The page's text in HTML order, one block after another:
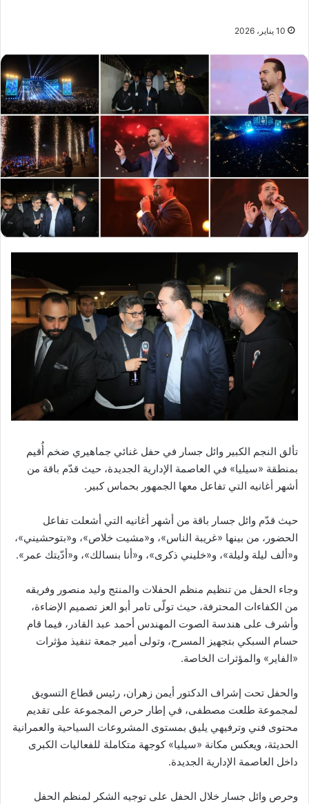
10 يناير، 2026
تألق النجم الكبير وائل جسار في حفل غنائي جماهيري ضخم أُقيم
بمنطقة «سيليا» في العاصمة الإدارية الجديدة، حيث قدّم باقة من
أشهر أغانيه التي تفاعل معها الجمهور بحماس كبير.
حيث قدّم وائل جسار باقة من أشهر أغانيه التي أشعلت تفاعل
الحضور، من بينها «غريبة الناس»، و«مشيت خلاص»، و«بتوحشيني»،
و«ألف ليلة وليلة»، و«خليني ذكرى»، و«أنا بنسالك»، و«أدّيتك عمر».
وجاء الحفل من تنظيم منظم الحفلات والمنتج وليد منصور وفريقه
من الكفاءات المحترفة، حيث تولّى تامر أبو العز تصميم الإضاءة،
وأشرف على هندسة الصوت المهندس أحمد عبد القادر، فيما قام
حسام السبكي بتجهيز المسرح، وتولى أمير جمعة تنفيذ مؤثرات
«الفاير» والمؤثرات الخاصة.
والحفل تحت إشراف الدكتور أيمن زهران، رئيس قطاع التسويق
لمجموعة طلعت مصطفى، في إطار حرص المجموعة على تقديم
محتوى فني وترفيهي يليق بمستوى المشروعات السياحية والعمرانية
الحديثة، ويعكس مكانة «سيليا» كوجهة متكاملة للفعاليات الكبرى
داخل العاصمة الإدارية الجديدة.
وحرص وائل جسار خلال الحفل على توجيه الشكر لمنظم الحفل